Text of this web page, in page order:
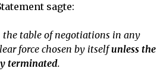
sagte:
the table of negotiations in any
force chosen by itselfunless the
terminated.